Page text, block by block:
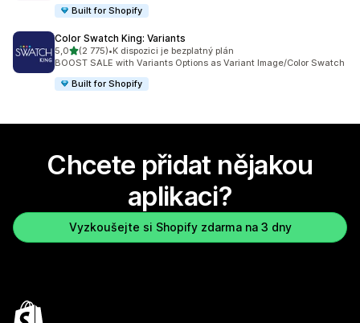
Built for Shopify
Color Swatch King: Variants
5,0z 5 hvězd
(2 775)
Celkový počet recenzí: 2775
•K dispozici je bezplatný plán
BOOST SALE with Variants Options as Variant Image/Color Swatch
Built for Shopify
Chcete přidat nějakou
aplikaci?
Vyzkoušejte si Shopify zdarma na 3 dny